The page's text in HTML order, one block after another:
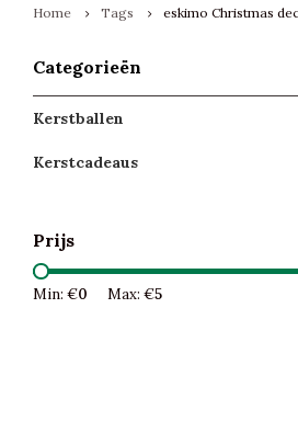
Home Tags eskimo Christmas
Categorieën
Kerstballen
Kerstcadeaus
Prijs
Min: €0 Max: €5